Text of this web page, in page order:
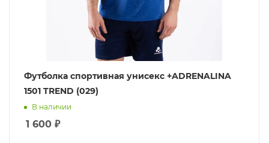
Футболка спортивная унисекс +ADRENALINA
1501 TREND (029)
В наличии
1 600 ₽